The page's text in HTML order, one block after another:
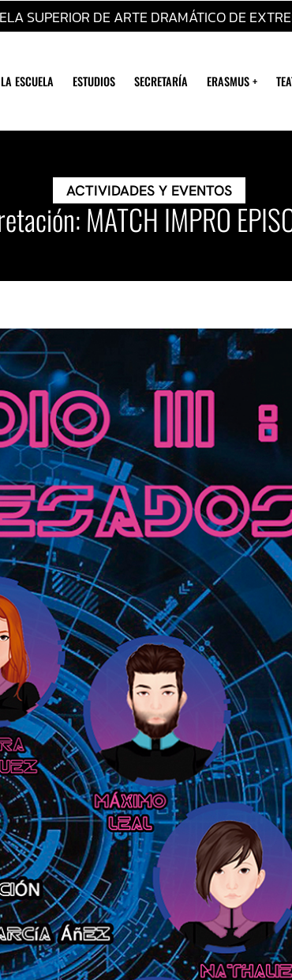
SUPERIOR DE ARTE DRAMÁTICO DE
LA ESCUELA ESTUDIOS SECRETARÍA ERASMUS +
ACTIVIDADES Y EVENTOS
MATCH IMPRO